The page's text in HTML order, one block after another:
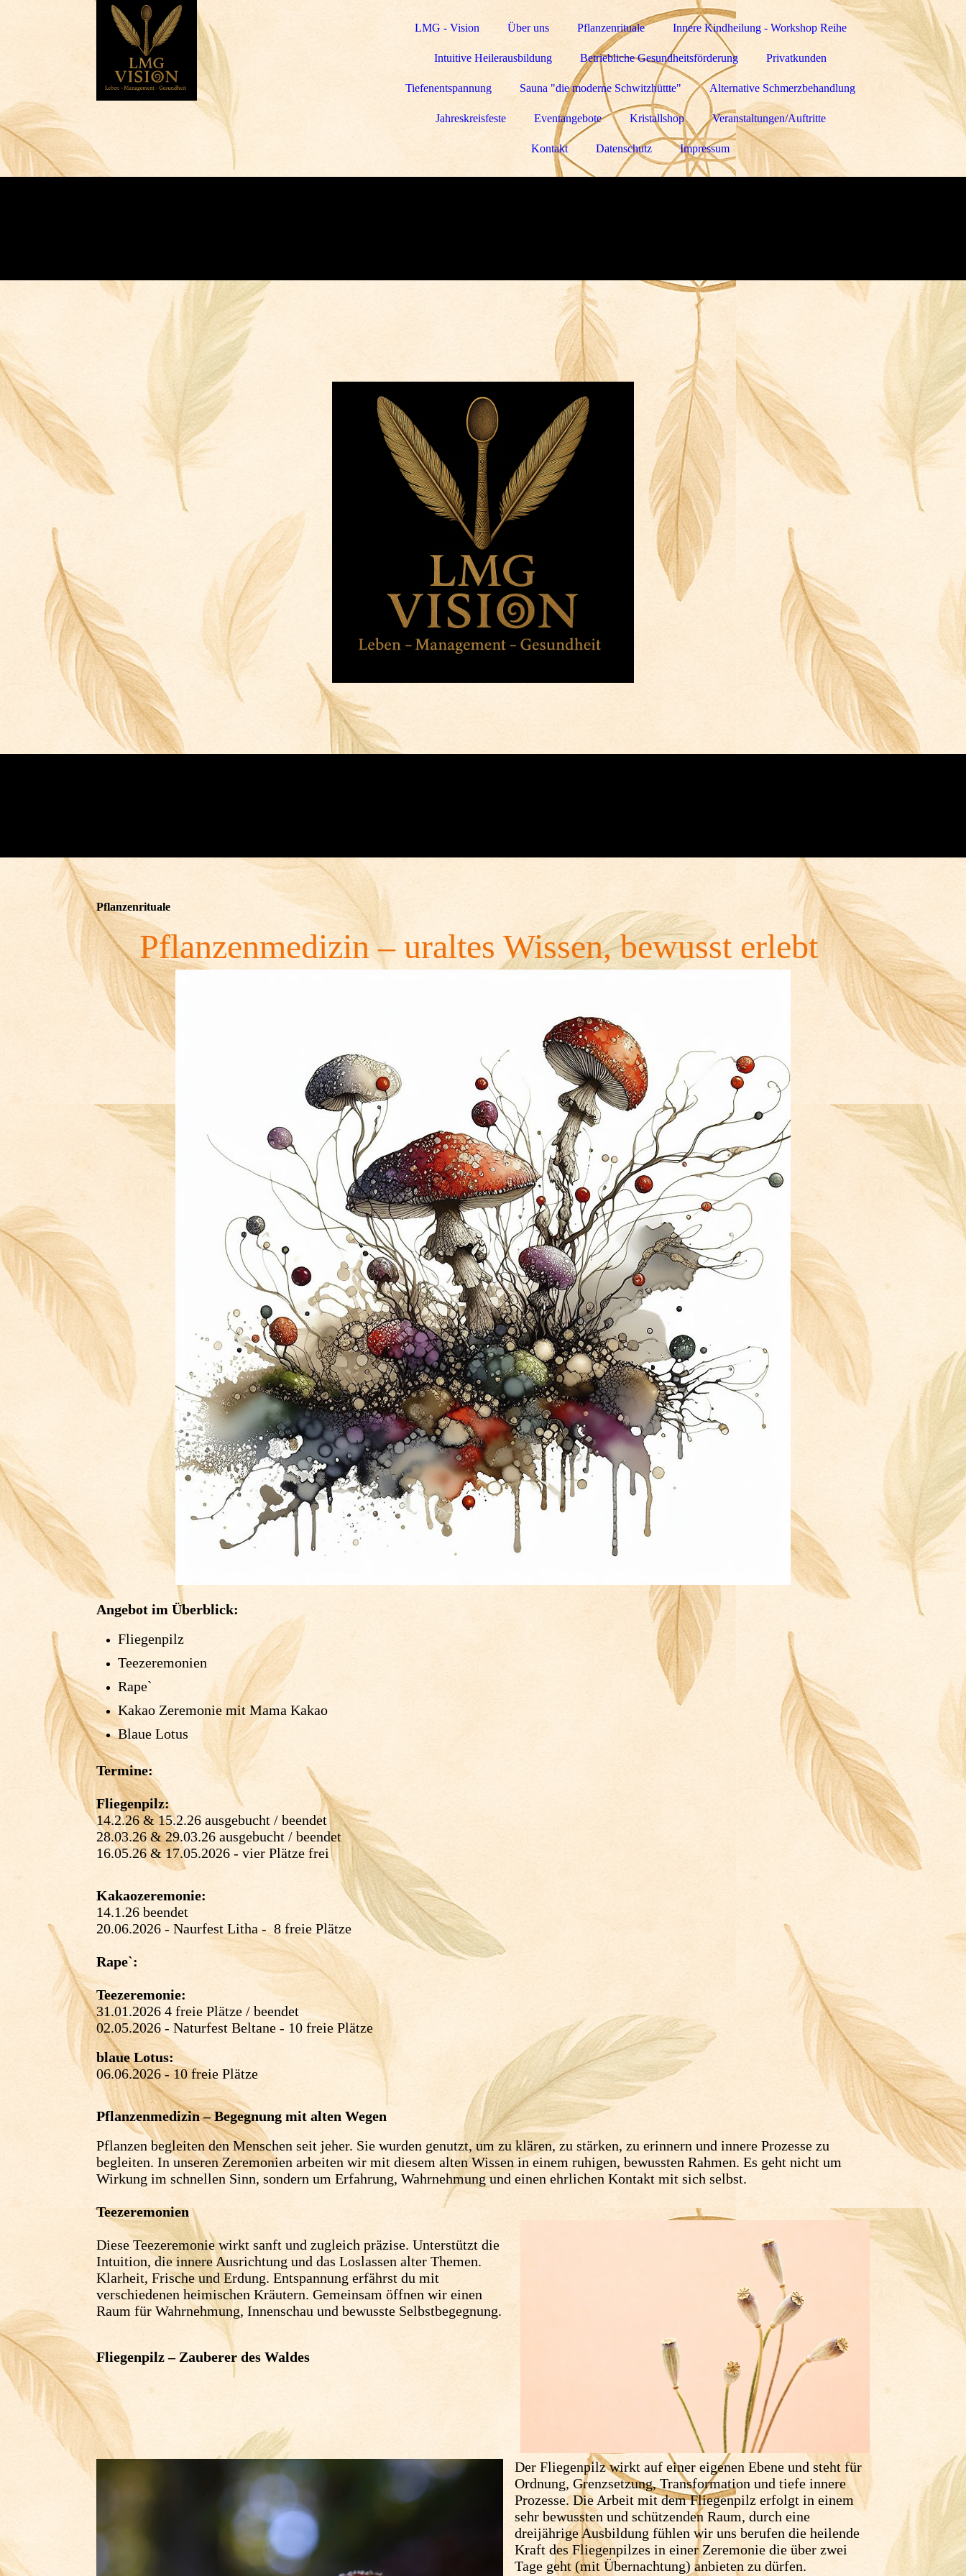
LMG - Vision Über uns Pflanzenrituale Innere Kindheilung - Workshop Reihe
Intuitive Heilerausbildung Betriebliche Gesundheitsförderung Privatkunden
Tiefenentspannung Sauna "die moderne Schwitzhüttte" Alternative Schmerzbehandlung
Jahreskreisfeste Eventangebote Kristallshop Veranstaltungen/Auftritte
Kontakt Datenschutz Impressum
Pflanzenrituale
Pflanzenmedizin – uraltes Wissen, bewusst erlebt
Angebot im Überblick:
Fliegenpilz
Teezeremonien
Rape`
Kakao Zeremonie mit Mama Kakao
Blaue Lotus
Termine:
Fliegenpilz:
14.2.26 & 15.2.26 ausgebucht / beendet
28.03.26 & 29.03.26 ausgebucht / beendet
16.05.26 & 17.05.2026 - vier Plätze frei
Kakaozeremonie:
14.1.26 beendet
20.06.2026 - Naurfest Litha - 8 freie Plätze
Rape`:
Teezeremonie:
31.01.2026 4 freie Plätze / beendet
02.05.2026 - Naturfest Beltane - 10 freie Plätze
blaue Lotus:
06.06.2026 - 10 freie Plätze
Pflanzenmedizin – Begegnung mit alten Wegen
Pflanzen begleiten den Menschen seit jeher. Sie wurden genutzt, um zu klären, zu stärken, zu erinnern und innere Prozesse zu
begleiten. In unseren Zeremonien arbeiten wir mit diesem alten Wissen in einem ruhigen, bewussten Rahmen. Es geht nicht um
Wirkung im schnellen Sinn, sondern um Erfahrung, Wahrnehmung und einen ehrlichen Kontakt mit sich selbst.
Teezeremonien
Diese Teezeremonie wirkt sanft und zugleich präzise. Unterstützt die
Intuition, die innere Ausrichtung und das Loslassen alter Themen.
Klarheit, Frische und Erdung. Entspannung erfährst du mit
verschiedenen heimischen Kräutern. Gemeinsam öffnen wir einen
Raum für Wahrnehmung, Innenschau und bewusste Selbstbegegnung.
Fliegenpilz – Zauberer des Waldes
Der Fliegenpilz wirkt auf einer eigenen Ebene und steht für
Ordnung, Grenzsetzung, Transformation und tiefe innere
Prozesse. Die Arbeit mit dem Fliegenpilz erfolgt in einem
sehr bewussten und schützenden Raum, durch eine
dreijährige Ausbildung fühlen wir uns berufen die heilende
Kraft des Fliegenpilzes in einer Zeremonie die über zwei
Tage geht (mit Übernachtung) anbieten zu dürfen.